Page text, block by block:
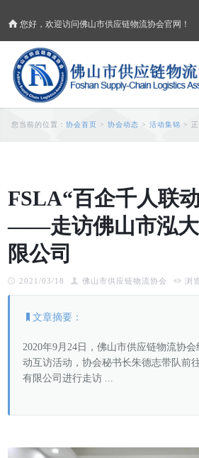
您好，欢迎访问佛山市供应链物流协会官网！
协会首页
协会介绍
协会章程
业务范围
会员制度
协会架构
协会动态
会员风采
活动集锦
通知公告
行业咨讯
行业动态
补助政策
联系我们
您当前的位置：协会首页 > 协会动态 >活动集锦 > 正
FSLA“百企千人联
——走访佛山市泓大
限公司
2021/03/18 佛山市供应链物流协会 浏
文章摘要：
2020年9月24日，佛山市供应链物流协
动互访活动，协会秘书长朱德志带队前
有限公司进行走访 ...